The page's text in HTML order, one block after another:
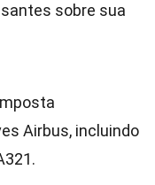
sobre sua
Airbus, incluindo